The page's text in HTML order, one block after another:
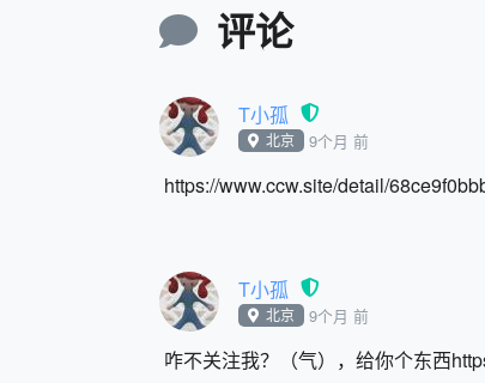
评论
T小孤
北京 9个月 前
https://www.ccw.site/detail/
T小孤
北京 9个月 前
咋不关注我？（气），给你个东西